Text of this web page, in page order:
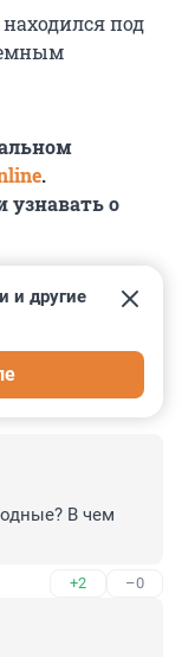
под
.
о
и другие
В чем
+2 –0